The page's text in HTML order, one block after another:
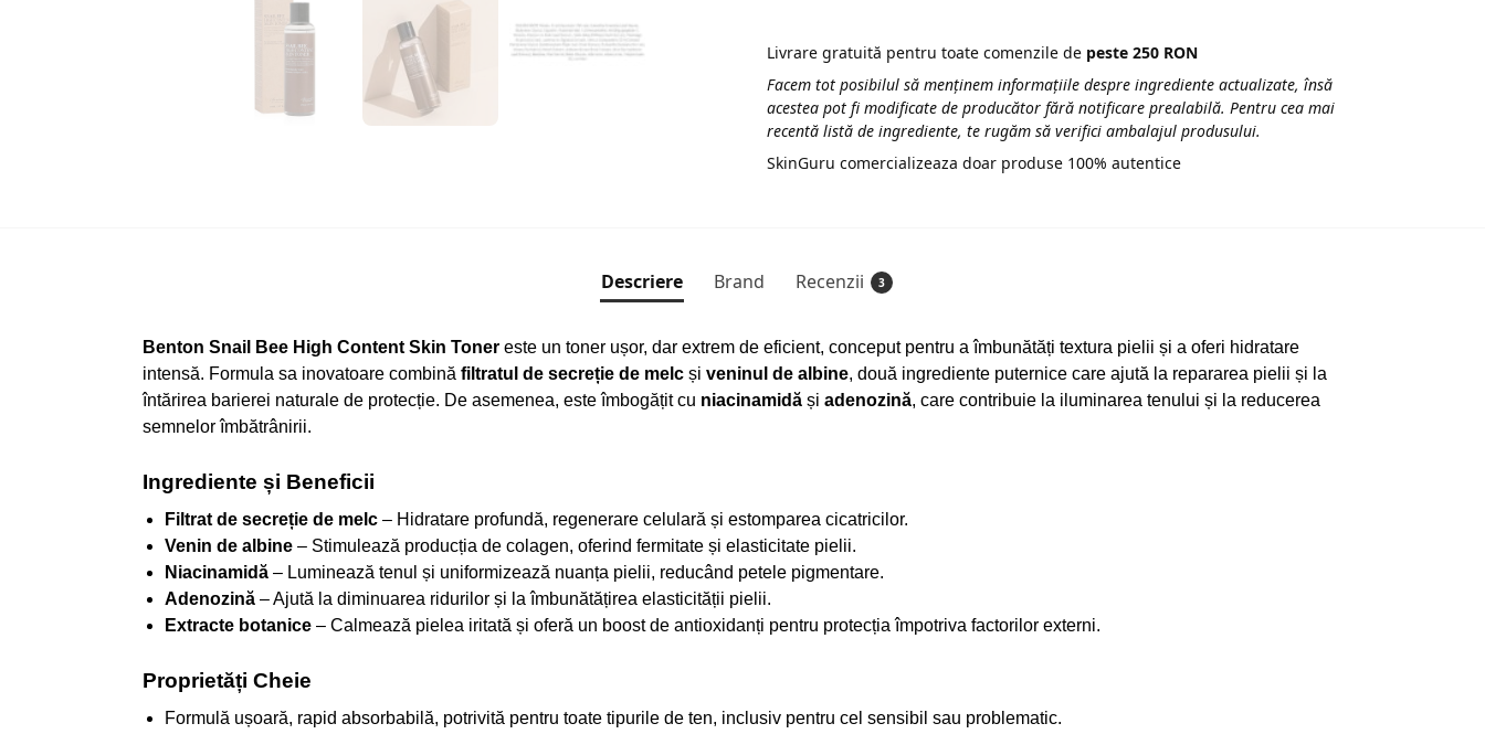
Livrare gratuită pentru toate comenzile de peste 250 RON
Facem tot posibilul să menținem informațiile despre ingrediente actualizate, însă
acestea pot fi modificate de producător fără notificare prealabilă. Pentru cea mai
recentă listă de ingrediente, te rugăm să verifici ambalajul produsului.
SkinGuru comercializeaza doar produse 100% autentice
Descriere Brand Recenzii 3
Benton Snail Bee High Content Skin Tonereste un toner ușor, dar extrem de eficient, conceput pentru a îmbunătăți textura pielii și a oferi hidratare
intensă. Formula sa inovatoare combină filtratul de secreție de melcși veninul de albine, două ingrediente puternice care ajută la repararea pielii și la
întărirea barierei naturale de protecție. De asemenea, este îmbogățit cu niacinamidăși adenozină, care contribuie la iluminarea tenului și la reducerea
semnelor îmbătrânirii.
Ingrediente și Beneficii
Filtrat de secreție de melc– Hidratare profundă, regenerare celulară și estomparea cicatricilor.
Venin de albine– Stimulează producția de colagen, oferind fermitate și elasticitate pielii.
Niacinamidă– Luminează tenul și uniformizează nuanța pielii, reducând petele pigmentare.
Adenozină– Ajută la diminuarea ridurilor și la îmbunătățirea elasticității pielii.
Extracte botanice– Calmează pielea iritată și oferă un boost de antioxidanți pentru protecția împotriva factorilor externi.
Proprietăți Cheie
Formulă ușoară, rapid absorbabilă, potrivită pentru toate tipurile de ten, inclusiv pentru cel sensibil sau problematic.